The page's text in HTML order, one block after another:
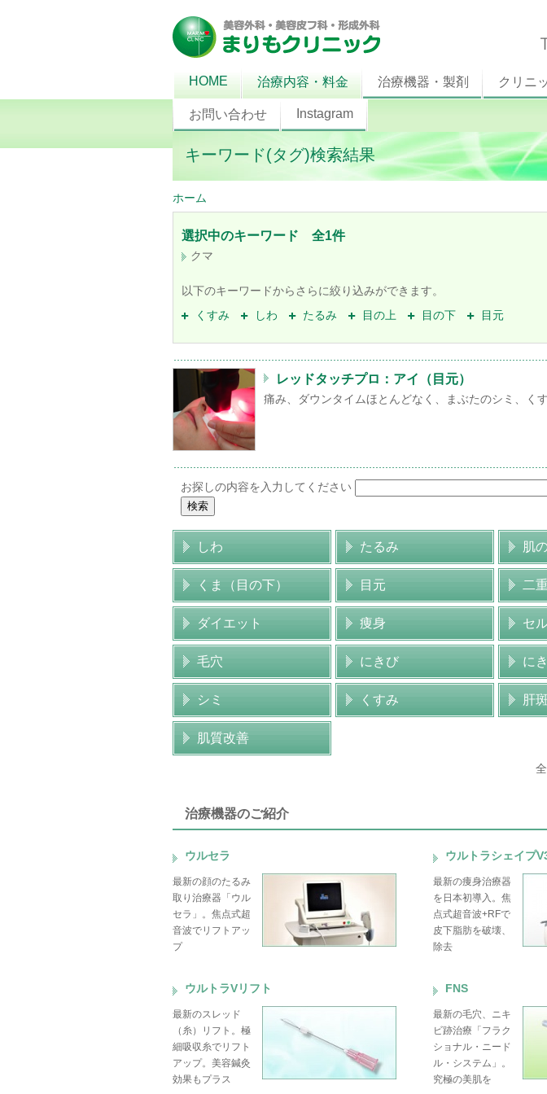
HOME 治療内容・料金 治療機器・製剤 クリニ
お問い合わせ Instagram
キーワード(タグ)検索結果
ホーム
選択中のキーワード 全1件
クマ
以下のキーワードからさらに絞り込みができます。
くすみ
しわ たるみ 目の上 目の下 目元
レッドタッチプロ：アイ（目元）
痛み、ダウンタイムほとんどなく、まぶたのシミ、く
お探しの内容を入力してください
しわ たるみ 肌
くま（目の下） 目元 二
ダイエット 痩身 セ
毛穴 にきび に
シミ くすみ 肝斑
肌質改善
治療機器のご紹介
ウルセラ
最新の顔のたるみ
取り治療器「ウル
セラ」。焦点式超
音波でリフトアッ
プ
ウルトラシェイプ
最新の痩身治療器
を日本初導入。焦
点式超音波+RFで
皮下脂肪を破壊、
除去
ウルトラVリフト
最新のスレッド
（糸）リフト。極
細吸収糸でリフト
アップ。美容鍼灸
効果もプラス
FNS
最新の毛穴、ニキ
ビ跡治療「フラク
ショナル・ニード
ル・システム」。
究極の美肌を